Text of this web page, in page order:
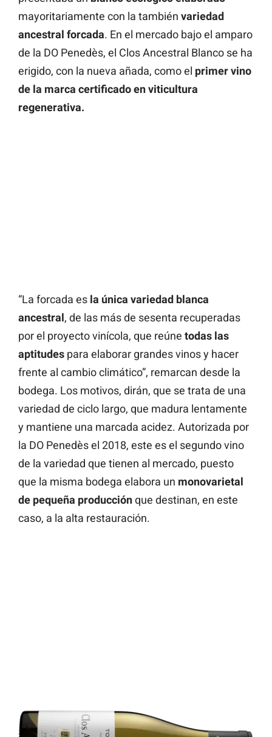
mayoritariamente con la también variedad
ancestral forcada. En el mercado bajo el amparo
de la DO Penedès, el Clos Ancestral Blanco se ha
erigido, con la nueva añada, como el primer vino
de la marca certificado en viticultura
regenerativa.
“La forcada es la única variedad blanca
ancestral, de las más de sesenta recuperadas
por el proyecto vinícola, que reúne todas las
aptitudes para elaborar grandes vinos y hacer
frente al cambio climático”, remarcan desde la
bodega. Los motivos, dirán, que se trata de una
variedad de ciclo largo, que madura lentamente
y mantiene una marcada acidez. Autorizada por
la DO Penedès el 2018, este es el segundo vino
de la variedad que tienen al mercado, puesto
que la misma bodega elabora un monovarietal
de pequeña producciónque destinan, en este
caso, a la alta restauración.